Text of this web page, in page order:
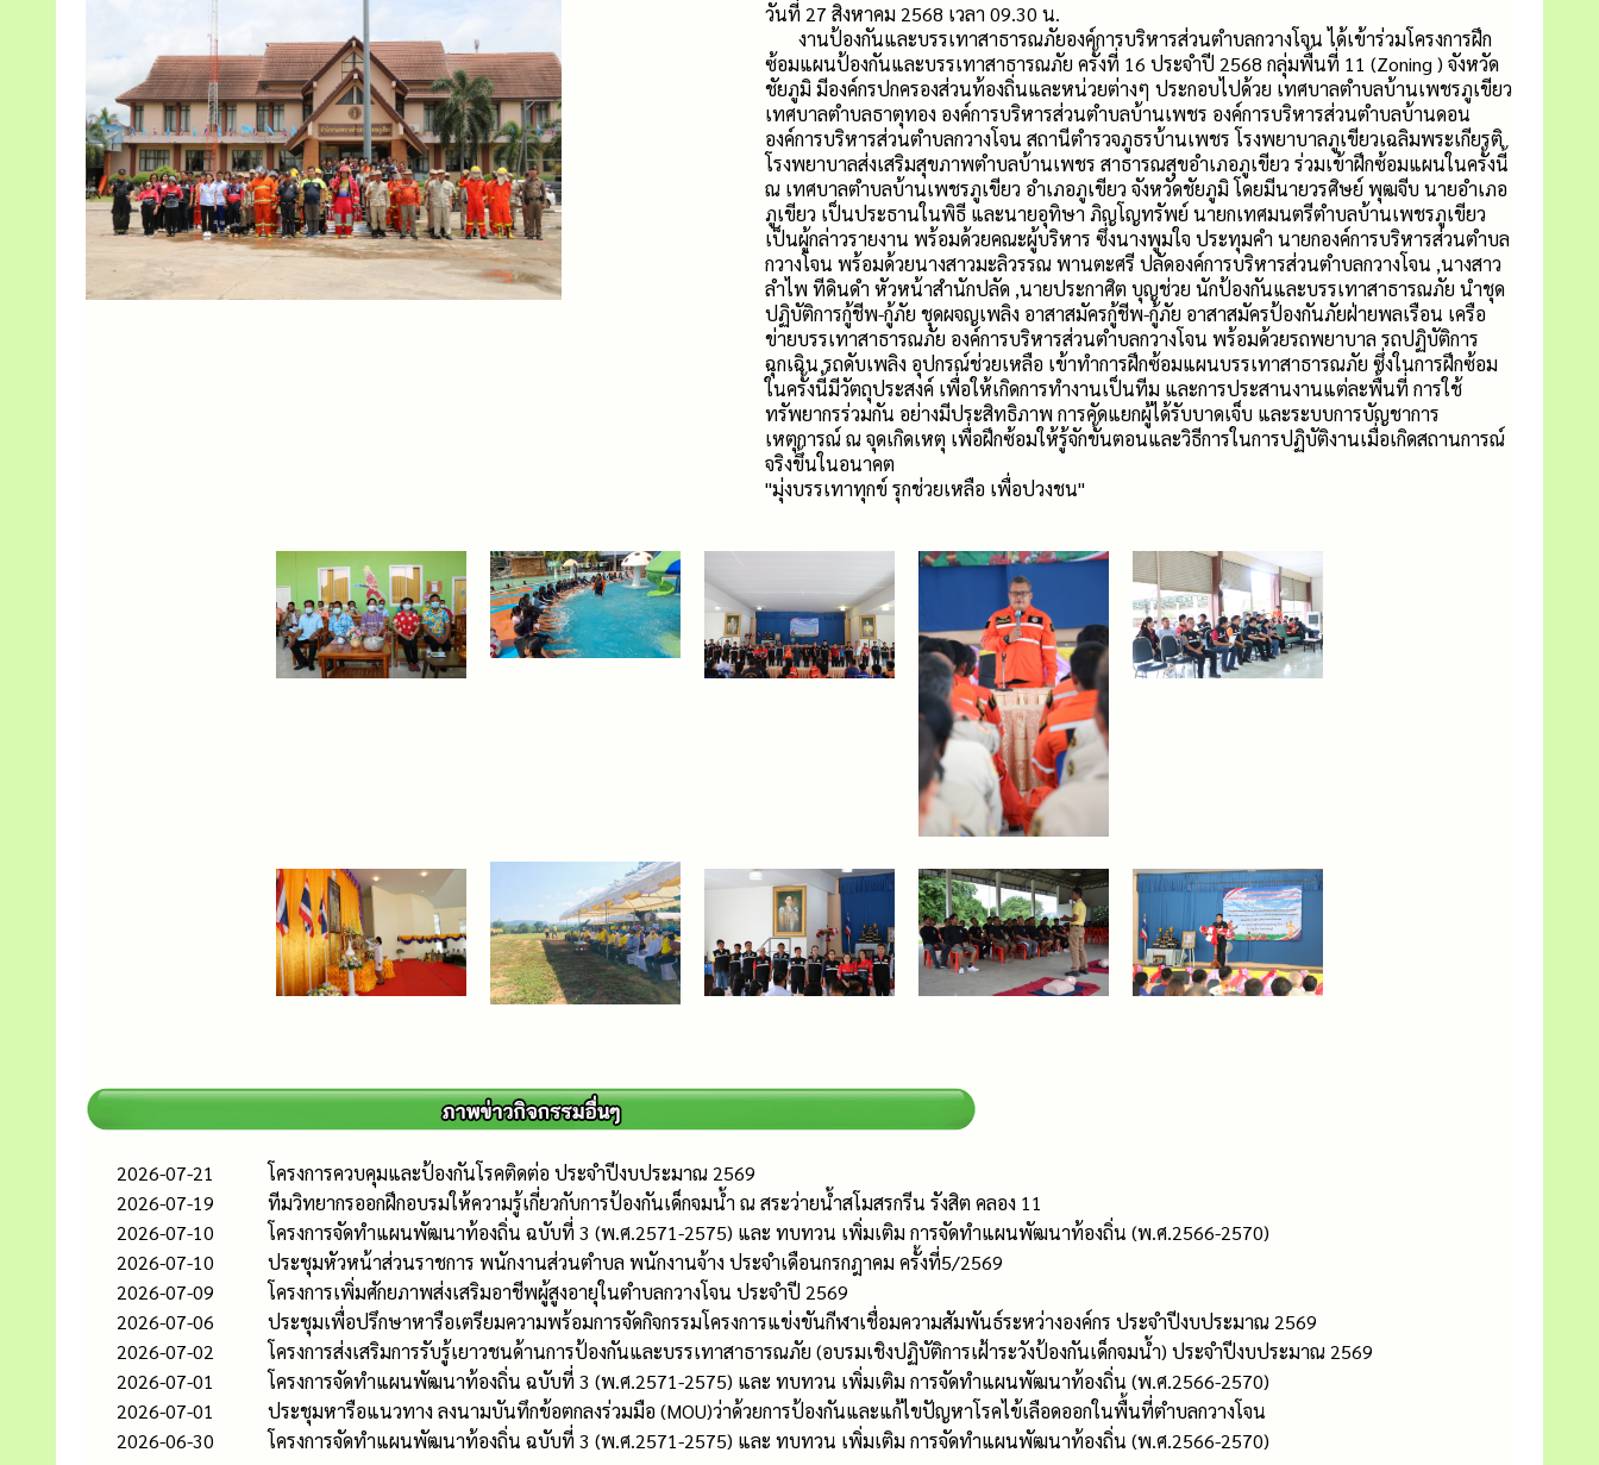
วันที่ 27 สิงหาคม 2568 เวลา 09.30 น.
งานป้องกันและบรรเทาสาธารณภัยองค์การบริหารส่วนตำบลกวางโจน ได้เข้าร่วมโครงการฝึก
ซ้อมแผนป้องกันและบรรเทาสาธารณภัย ครั้งที่ 16 ประจำปี 2568 กลุ่มพื้นที่ 11 (Zoning ) จังหวัด
ชัยภูมิ มีองค์กรปกครองส่วนท้องถิ่นและหน่วยต่างๆ ประกอบไปด้วย เทศบาลตำบลบ้านเพชรภูเขียว
เทศบาลตำบลธาตุทอง องค์การบริหารส่วนตำบลบ้านเพชร องค์การบริหารส่วนตำบลบ้านดอน
องค์การบริหารส่วนตำบลกวางโจน สถานีตำรวจภูธรบ้านเพชร โรงพยาบาลภูเขียวเฉลิมพระเกียรติ
โรงพยาบาลส่งเสริมสุขภาพตำบลบ้านเพชร สาธารณสุขอำเภอภูเขียว ร่วมเข้าฝึกซ้อมแผนในครั้งนี้
ณ เทศบาลตำบลบ้านเพชรภูเขียว อำเภอภูเขียว จังหวัดชัยภูมิ โดยมีนายวรศิษย์ พุฒจีบ นายอำเภอ
ภูเขียว เป็นประธานในพิธี และนายอุทิษา ภิญโญทรัพย์ นายกเทศมนตรีตำบลบ้านเพชรภูเขียว
เป็นผู้กล่าวรายงาน พร้อมด้วยคณะผู้บริหาร ซึ่งนางพูมใจ ประทุมคำ นายกองค์การบริหารส่วนตำบล
กวางโจน พร้อมด้วยนางสาวมะลิวรรณ พานตะศรี ปลัดองค์การบริหารส่วนตำบลกวางโจน ,นางสาว
ลำไพ ทีดินดำ หัวหน้าสำนักปลัด ,นายประกาศิต บุญช่วย นักป้องกันและบรรเทาสาธารณภัย นำชุด
ปฏิบัติการกู้ชีพ-กู้ภัย ชุดผจญเพลิง อาสาสมัครกู้ชีพ-กู้ภัย อาสาสมัครป้องกันภัยฝ่ายพลเรือน เครือ
ข่ายบรรเทาสาธารณภัย องค์การบริหารส่วนตำบลกวางโจน พร้อมด้วยรถพยาบาล รถปฏิบัติการ
ฉุกเฉิน รถดับเพลิง อุปกรณ์ช่วยเหลือ เข้าทำการฝึกซ้อมแผนบรรเทาสาธารณภัย ซึ่งในการฝึกซ้อม
ในครั้งนี้มีวัตถุประสงค์ เพื่อให้เกิดการทำงานเป็นทีม และการประสานงานแต่ละพื้นที่ การใช้
ทรัพยากรร่วมกัน อย่างมีประสิทธิภาพ การคัดแยกผู้ได้รับบาดเจ็บ และระบบการบัญชาการ
เหตุการณ์ ณ จุดเกิดเหตุ เพื่อฝึกซ้อมให้รู้จักขั้นตอนและวิธีการในการปฏิบัติงานเมื่อเกิดสถานการณ์
จริงขึ้นในอนาคต
''มุ่งบรรเทาทุกข์ รุกช่วยเหลือ เพื่อปวงชน''
2026-07-21
โครงการควบคุมและป้องกันโรคติดต่อ ประจำปีงบประมาณ 2569
2026-07-19
ทีมวิทยากรออกฝึกอบรมให้ความรู้เกี่ยวกับการป้องกันเด็กจมน้ำ ณ สระว่ายน้ำสโมสรกรีน รังสิต คลอง 11
2026-07-10
โครงการจัดทำแผนพัฒนาท้องถิ่น ฉบับที่ 3 (พ.ศ.2571-2575) และ ทบทวน เพิ่มเติม การจัดทำแผนพัฒนาท้องถิ่น (พ.ศ.2566-2570)
2026-07-10
ประชุมหัวหน้าส่วนราชการ พนักงานส่วนตำบล พนักงานจ้าง ประจำเดือนกรกฎาคม ครั้งที่5/2569
2026-07-09
โครงการเพิ่มศักยภาพส่งเสริมอาชีพผู้สูงอายุในตำบลกวางโจน ประจำปี 2569
2026-07-06
ประชุมเพื่อปรึกษาหารือเตรียมความพร้อมการจัดกิจกรรมโครงการแข่งขันกีฬาเชื่อมความสัมพันธ์ระหว่างองค์กร ประจำปีงบประมาณ 2569
2026-07-02
โครงการส่งเสริมการรับรู้เยาวชนด้านการป้องกันและบรรเทาสาธารณภัย (อบรมเชิงปฏิบัติการเฝ้าระวังป้องกันเด็กจมน้ำ) ประจำปีงบประมาณ 2569
2026-07-01
โครงการจัดทำแผนพัฒนาท้องถิ่น ฉบับที่ 3 (พ.ศ.2571-2575) และ ทบทวน เพิ่มเติม การจัดทำแผนพัฒนาท้องถิ่น (พ.ศ.2566-2570)
2026-07-01
ประชุมหารือแนวทาง ลงนามบันทึกข้อตกลงร่วมมือ (MOU)ว่าด้วยการป้องกันและแก้ไขปัญหาโรคไข้เลือดออกในพื้นที่ตำบลกวางโจน
2026-06-30
โครงการจัดทำแผนพัฒนาท้องถิ่น ฉบับที่ 3 (พ.ศ.2571-2575) และ ทบทวน เพิ่มเติม การจัดทำแผนพัฒนาท้องถิ่น (พ.ศ.2566-2570)